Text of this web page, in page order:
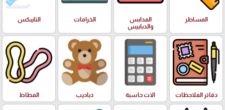
المساطر
المدابس
والدبابيس
الخرامات التايبكس
دفاتر الملاحظات الات حاسبة دباديب المطاط